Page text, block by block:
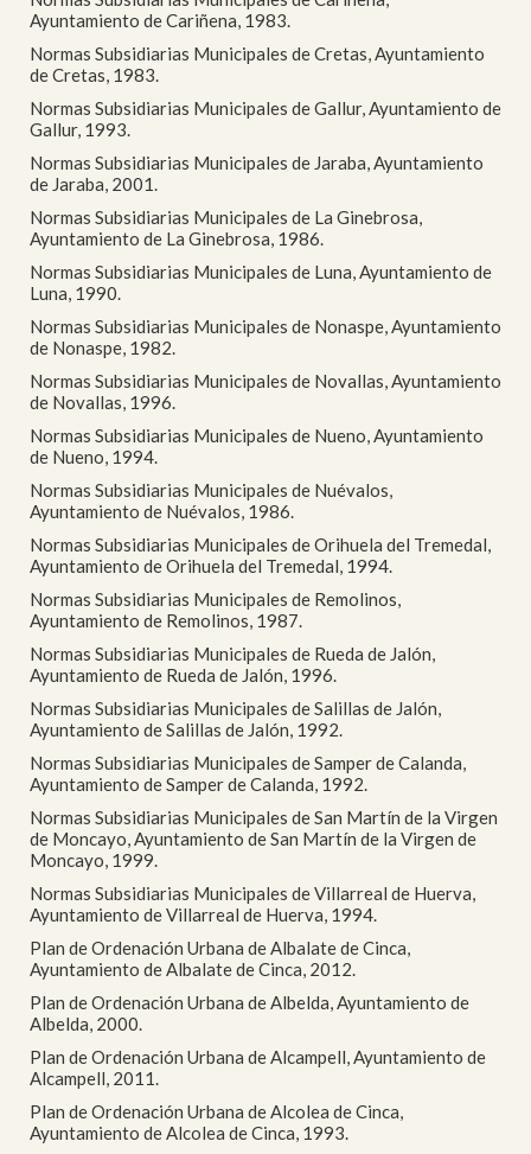
Ayuntamiento de Cariñena, 1983.
Normas Subsidiarias Municipales de Cretas, Ayuntamiento
de Cretas, 1983.
Normas Subsidiarias Municipales de Gallur, Ayuntamiento de
Gallur, 1993.
Normas Subsidiarias Municipales de Jaraba, Ayuntamiento
de Jaraba, 2001.
Normas Subsidiarias Municipales de La Ginebrosa,
Ayuntamiento de La Ginebrosa, 1986.
Normas Subsidiarias Municipales de Luna, Ayuntamiento de
Luna, 1990.
Normas Subsidiarias Municipales de Nonaspe, Ayuntamiento
de Nonaspe, 1982.
Normas Subsidiarias Municipales de Novallas, Ayuntamiento
de Novallas, 1996.
Normas Subsidiarias Municipales de Nueno, Ayuntamiento
de Nueno, 1994.
Normas Subsidiarias Municipales de Nuévalos,
Ayuntamiento de Nuévalos, 1986.
Normas Subsidiarias Municipales de Orihuela del Tremedal,
Ayuntamiento de Orihuela del Tremedal, 1994.
Normas Subsidiarias Municipales de Remolinos,
Ayuntamiento de Remolinos, 1987.
Normas Subsidiarias Municipales de Rueda de Jalón,
Ayuntamiento de Rueda de Jalón, 1996.
Normas Subsidiarias Municipales de Salillas de Jalón,
Ayuntamiento de Salillas de Jalón, 1992.
Normas Subsidiarias Municipales de Samper de Calanda,
Ayuntamiento de Samper de Calanda, 1992.
Normas Subsidiarias Municipales de San Martín de la Virgen
de Moncayo, Ayuntamiento de San Martín de la Virgen de
Moncayo, 1999.
Normas Subsidiarias Municipales de Villarreal de Huerva,
Ayuntamiento de Villarreal de Huerva, 1994.
Plan de Ordenación Urbana de Albalate de Cinca,
Ayuntamiento de Albalate de Cinca, 2012.
Plan de Ordenación Urbana de Albelda, Ayuntamiento de
Albelda, 2000.
Plan de Ordenación Urbana de Alcampell, Ayuntamiento de
Alcampell, 2011.
Plan de Ordenación Urbana de Alcolea de Cinca,
Ayuntamiento de Alcolea de Cinca, 1993.